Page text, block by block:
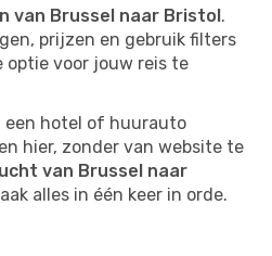
van Brussel naar Bristol.
prijzen en gebruik filters
optie voor jouw reis te
een hotel of huurauto
hier, zonder van website te
van Brussel naar
alles in één keer in orde.